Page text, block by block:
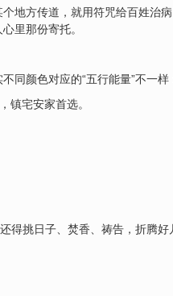
地方传道，就用符咒给百姓治
里那份寄托。
同颜色对应的“五行能量”不一样
镇宅安家首选。
得挑日子、焚香、祷告，折腾